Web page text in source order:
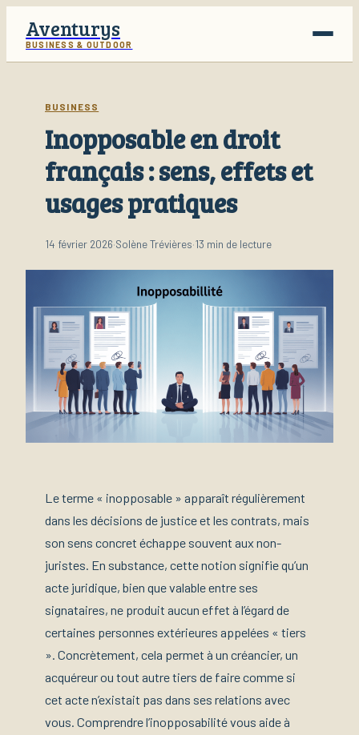
Aventurys
BUSINESS & OUTDOOR
Business
Finance
Lifestyle
BUSINESS
Inopposable en droit
français : sens, effets et
usages pratiques
14 février 2026·Solène Trévières·13 min de lecture
Le terme « inopposable » apparaît régulièrement
dans les décisions de justice et les contrats, mais
son sens concret échappe souvent aux non-
juristes. En substance, cette notion signifie qu’un
acte juridique, bien que valable entre ses
signataires, ne produit aucun effet à l’égard de
certaines personnes extérieures appelées « tiers
». Concrètement, cela permet à un créancier, un
acquéreur ou tout autre tiers de faire comme si
cet acte n’existait pas dans ses relations avec
vous. Comprendre l’inopposabilité vous aide à